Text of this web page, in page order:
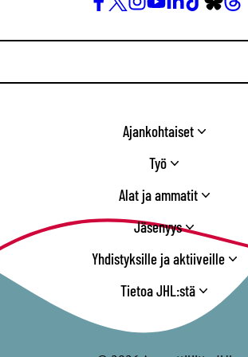
/
Ajankohtaiset
Työ
Alat ja ammatit
Jäsenyys
Yhdistyksille ja aktiiveille
Tietoa JHL:stä